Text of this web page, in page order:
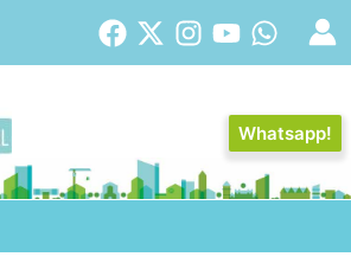
Whatsapp!